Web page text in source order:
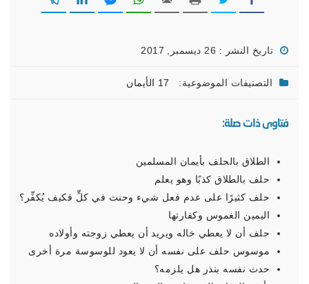
تاريخ النشر : 26 ديسمبر, 2017
التصنيفات الموضوعية: 17 الأيمان
فتاوى ذات صلة:
الطلاق بالحلف بأيمان المسلمين
حلف بالطلاق كذبًا وهو يعلم
حلف كثيرًا على عدم فعل شيء وحنث في كلٍّ فكيف يُكفِّر؟
اليمين الغموس وكفارتها
حلف أن لا يعطي خاله ويريد أن يعطي زوجته وأولاده
موسوس حلف على نفسه أن لا يعود للوسوسة مرة أخرى
حدث نفسه بنذر هل يلزمه؟